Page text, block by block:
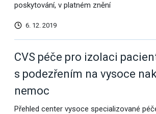
poskytování, v platném znění
6. 12. 2019
CVS péče pro izolaci
s podezřením na vysoce
nemoc
Přehled center vysoce specializované